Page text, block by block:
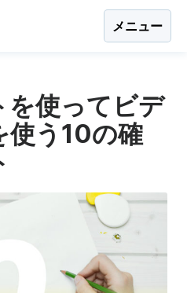
メニュー
を使ってビデ
使う10の確